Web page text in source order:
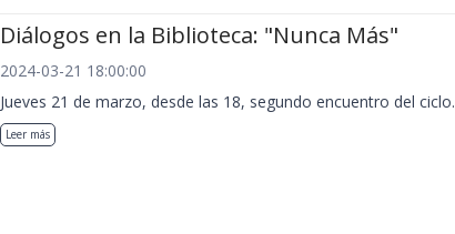
Diálogos en la Biblioteca: "Nunca Más"
2024-03-21 18:00:00
Jueves 21 de marzo, desde las 18, segundo encuentro del ciclo.
Leer más